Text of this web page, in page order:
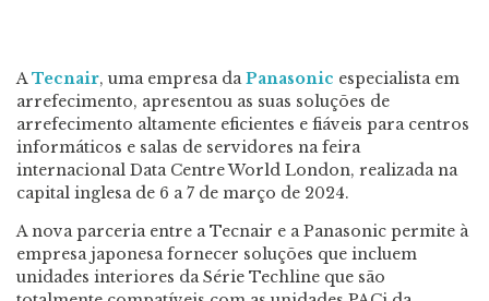
ATecnair, uma empresa daPanasonic especialista em
arrefecimento, apresentou as suas soluções de
arrefecimento altamente eficientes e fiáveis para centros
informáticos e salas de servidores na feira
internacional Data Centre World London, realizada na
capital inglesa de 6 a 7 de março de 2024.
A nova parceria entre a Tecnair e a Panasonic permite à
empresa japonesa fornecer soluções que incluem
unidades interiores da Série Techline que são